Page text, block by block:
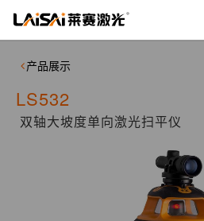
产品展示
LS532
双轴大坡度单向激光扫平仪